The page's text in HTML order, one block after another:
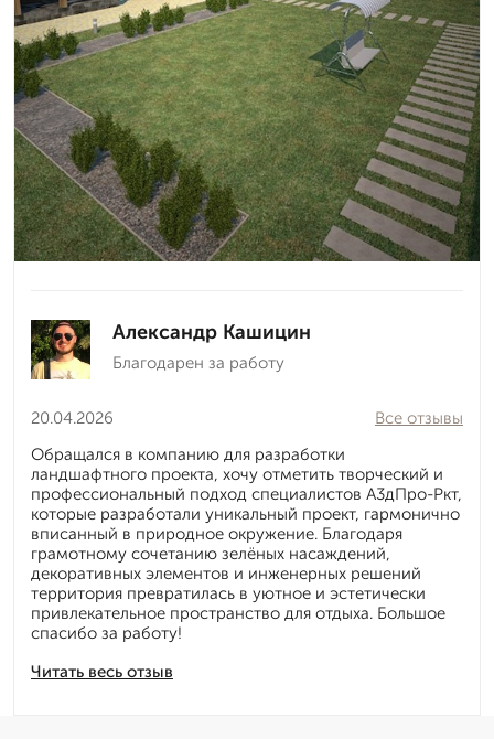
Александр Кашицин
Благодарен за работу
20.04.2026
Читать весь отзыв
Все отзывы
Обращался в компанию для разработки
ландшафтного проекта, хочу отметить творческий и
профессиональный подход специалистов А3дПро-Ркт,
которые разработали уникальный проект, гармонично
вписанный в природное окружение. Благодаря
грамотному сочетанию зелёных насаждений,
декоративных элементов и инженерных решений
территория превратилась в уютное и эстетически
привлекательное пространство для отдыха. Большое
спасибо за работу!